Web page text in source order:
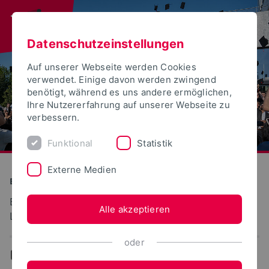
Bauen und Umwelt
Bauwirtschaft und Baumanagement im
Landschaftsbau
Datenschutzeinstellungen
Auf unserer Webseite werden Cookies
verwendet. Einige davon werden zwingend
benötigt, während es uns andere ermöglichen,
Ihre Nutzererfahrung auf unserer Webseite zu
verbessern.
Funktional Statistik
Externe Medien
Alle akzeptieren
oder